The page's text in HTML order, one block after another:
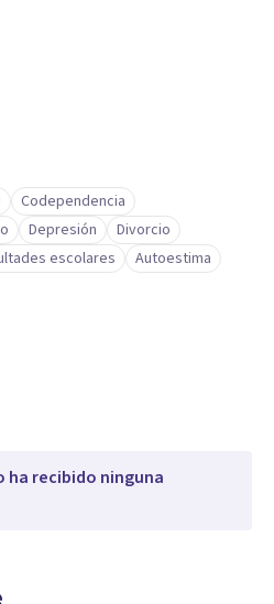
Codependencia
Depresión
Divorcio
escolares
Autoestima
ha recibido ninguna